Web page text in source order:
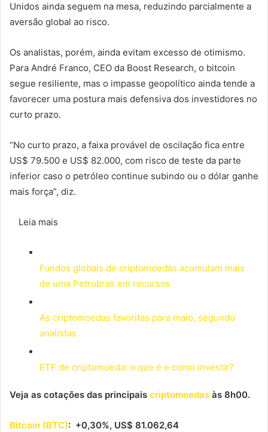
Unidos ainda seguem na mesa, reduzindo parcialmente a
aversão global ao risco.
Os analistas, porém, ainda evitam excesso de otimismo.
Para André Franco, CEO da Boost Research, o bitcoin
segue resiliente, mas o impasse geopolítico ainda tende a
favorecer uma postura mais defensiva dos investidores no
curto prazo.
“No curto prazo, a faixa provável de oscilação fica entre
US$ 79.500 e US$ 82.000, com risco de teste da parte
inferior caso o petróleo continue subindo ou o dólar ganhe
mais força”, diz.
Leia mais
Fundos globais de criptomoedas acumulam mais
de uma Petrobras em recursos
As criptomoedas favoritas para maio, segundo
analistas
ETF de criptomoeda: o que é e como investir?
Veja as cotações das principais criptomoedas às 8h00.
Bitcoin (BTC): +0,30%, US$ 81.062,64